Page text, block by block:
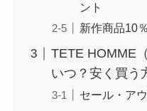
ント
新作商品10
TETE HOMME
いつ？安く買う
セール・ア